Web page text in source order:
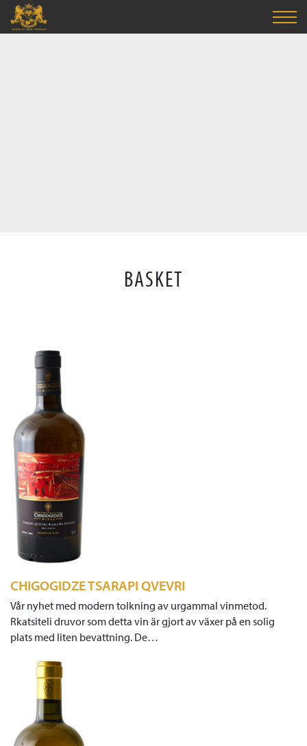
BASKET
CHIGOGIDZE TSARAPI QVEVRI
Vår nyhet med modern tolkning av urgammal vinmetod.
Rkatsiteli druvor som detta vin är gjort av växer på en solig
plats med liten bevattning. De…